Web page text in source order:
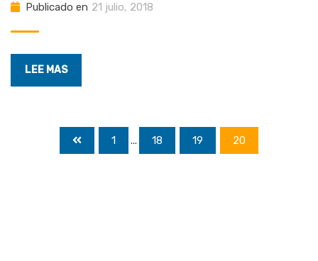
Publicado en 21 julio, 2018
LEE MAS
1 ... 18 19 20